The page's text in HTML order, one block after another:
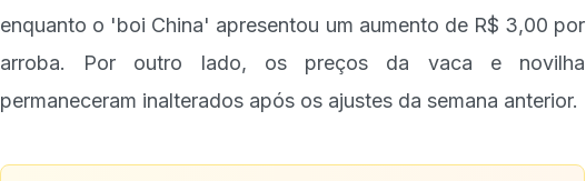
enquanto o 'boi China' apresentou um aumento de R$ 3,00 por
arroba. Por outro lado, os preços da vaca e novilha
permaneceram inalterados após os ajustes da semana anterior.